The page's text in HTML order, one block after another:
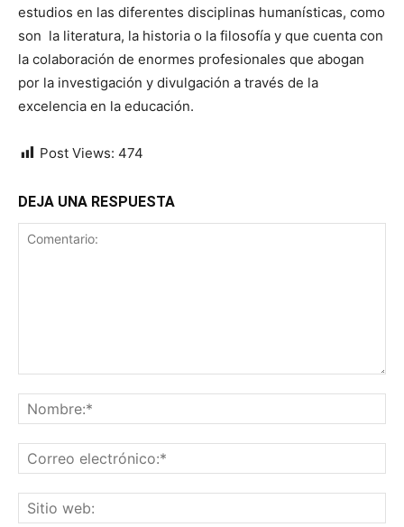
estudios en las diferentes disciplinas humanísticas, como
son la literatura, la historia o la filosofía y que cuenta con
la colaboración de enormes profesionales que abogan
por la investigación y divulgación a través de la
excelencia en la educación.
Post Views: 474
DEJA UNA RESPUESTA